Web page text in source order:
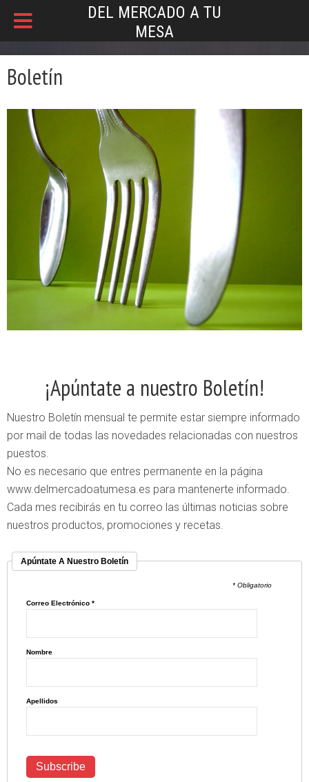
DEL MERCADO A TU
MESA
Boletín
¡Apúntate a nuestro Boletín!
Nuestro Boletín mensual te permite estar siempre informado
por mail de todas las novedades relacionadas con nuestros
puestos.
No es necesario que entres permanente en la página
www.delmercadoatumesa.es para mantenerte informado.
Cada mes recibirás en tu correo las últimas noticias sobre
nuestros productos, promociones y recetas.
Apúntate A Nuestro Boletín
* Obligatorio
Correo Electrónico *
Nombre
Apellidos